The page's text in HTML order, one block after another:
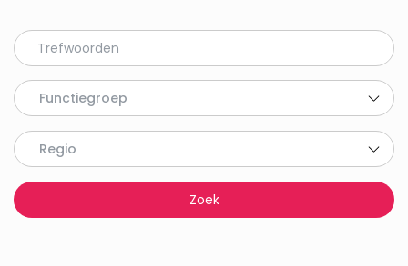
Functiegroep
Regio